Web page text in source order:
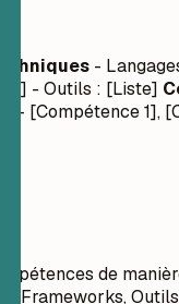
-
- Outils : [Liste]
- [Compétence 1],
de
Frameworks,